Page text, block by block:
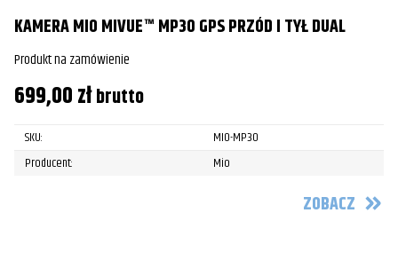
KAMERA MIO MIVUE™ MP30 GPS PRZÓD I TYŁ DUAL
Produkt na zamówienie
699,00złbrutto
SKU:
MIO-MP30
Producent:
Mio
ZOBACZ